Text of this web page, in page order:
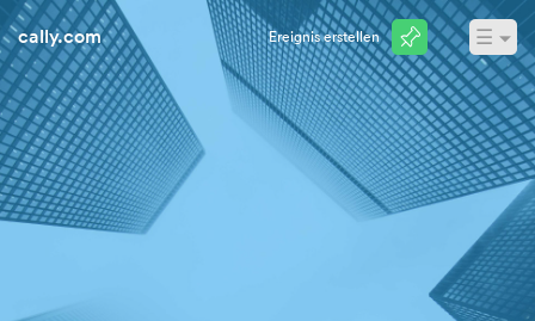
cally.com
Ereignis erstellen
Anmelden
☰